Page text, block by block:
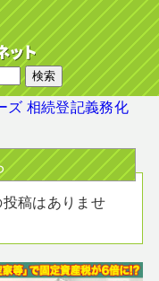
ズ 相続登記義務化
稿はありませ